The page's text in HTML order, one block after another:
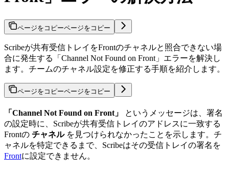
ページをコピーページをコピー
Scribeが共有受信トレイをFrontのチャネルと照合できない場
合に発生する「Channel Not Found on Front」エラーを解決し
ます。チームのチャネル設定を修正する手順を紹介します。
ページをコピーページをコピー
「Channel Not Found on Front」
というメッセージは、署名
の設定時に、Scribeが共有受信トレイのアドレスに一致する
Frontの チャネルを見つけられなかったことを示します。チ
ャネルを特定できるまで、Scribeはその受信トレイの署名を
Frontに設定できません。